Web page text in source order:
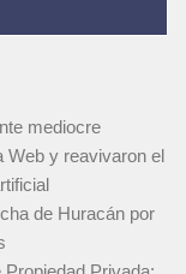
mediocre
Web y reavivaron el
de Huracán por